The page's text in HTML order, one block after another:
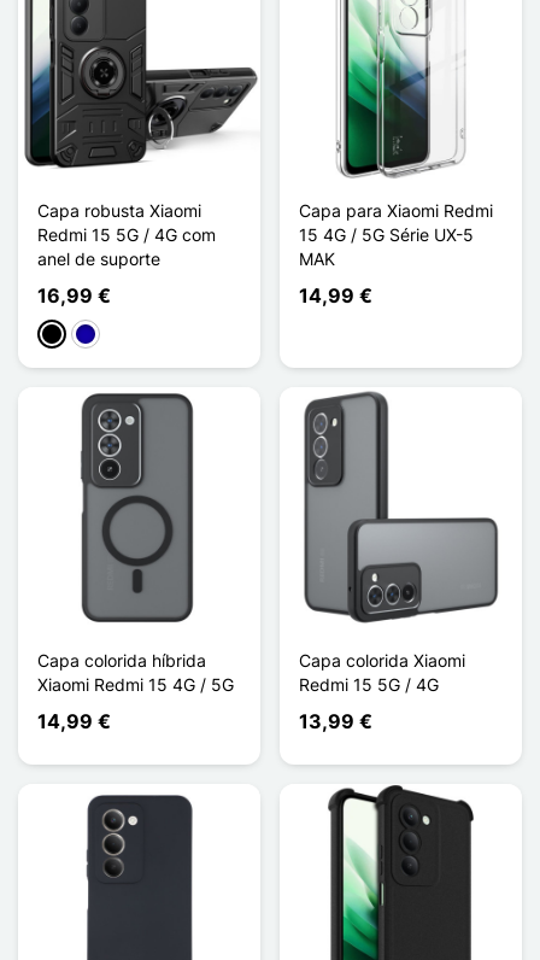
Capa robusta Xiaomi
Redmi 15 5G / 4G com
anel de suporte
16,99 €
PretoAzul Escuro
Capa para Xiaomi Redmi
15 4G / 5G Série UX-5
MAK
14,99 €
Capa colorida híbrida
Xiaomi Redmi 15 4G / 5G
14,99 €
Capa colorida Xiaomi
Redmi 15 5G / 4G
13,99 €